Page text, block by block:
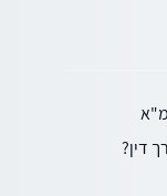
דין?